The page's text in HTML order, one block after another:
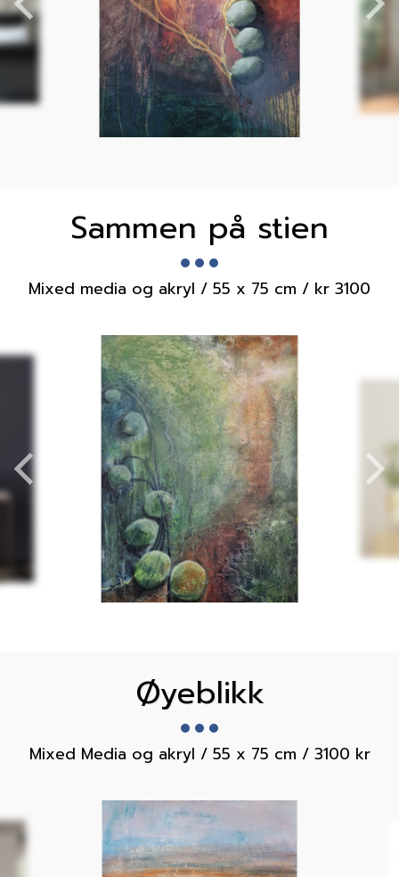
Sammen på stien
Mixed media og akryl / 55 x 75 cm / kr 3100
Øyeblikk
Mixed Media og akryl / 55 x 75 cm / 3100 kr